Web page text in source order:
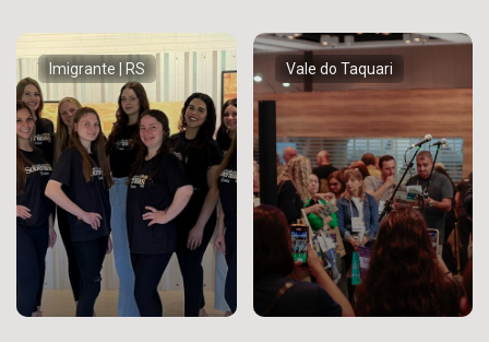
Natal de Muçum
Imigrante | RS Vale do Taquari